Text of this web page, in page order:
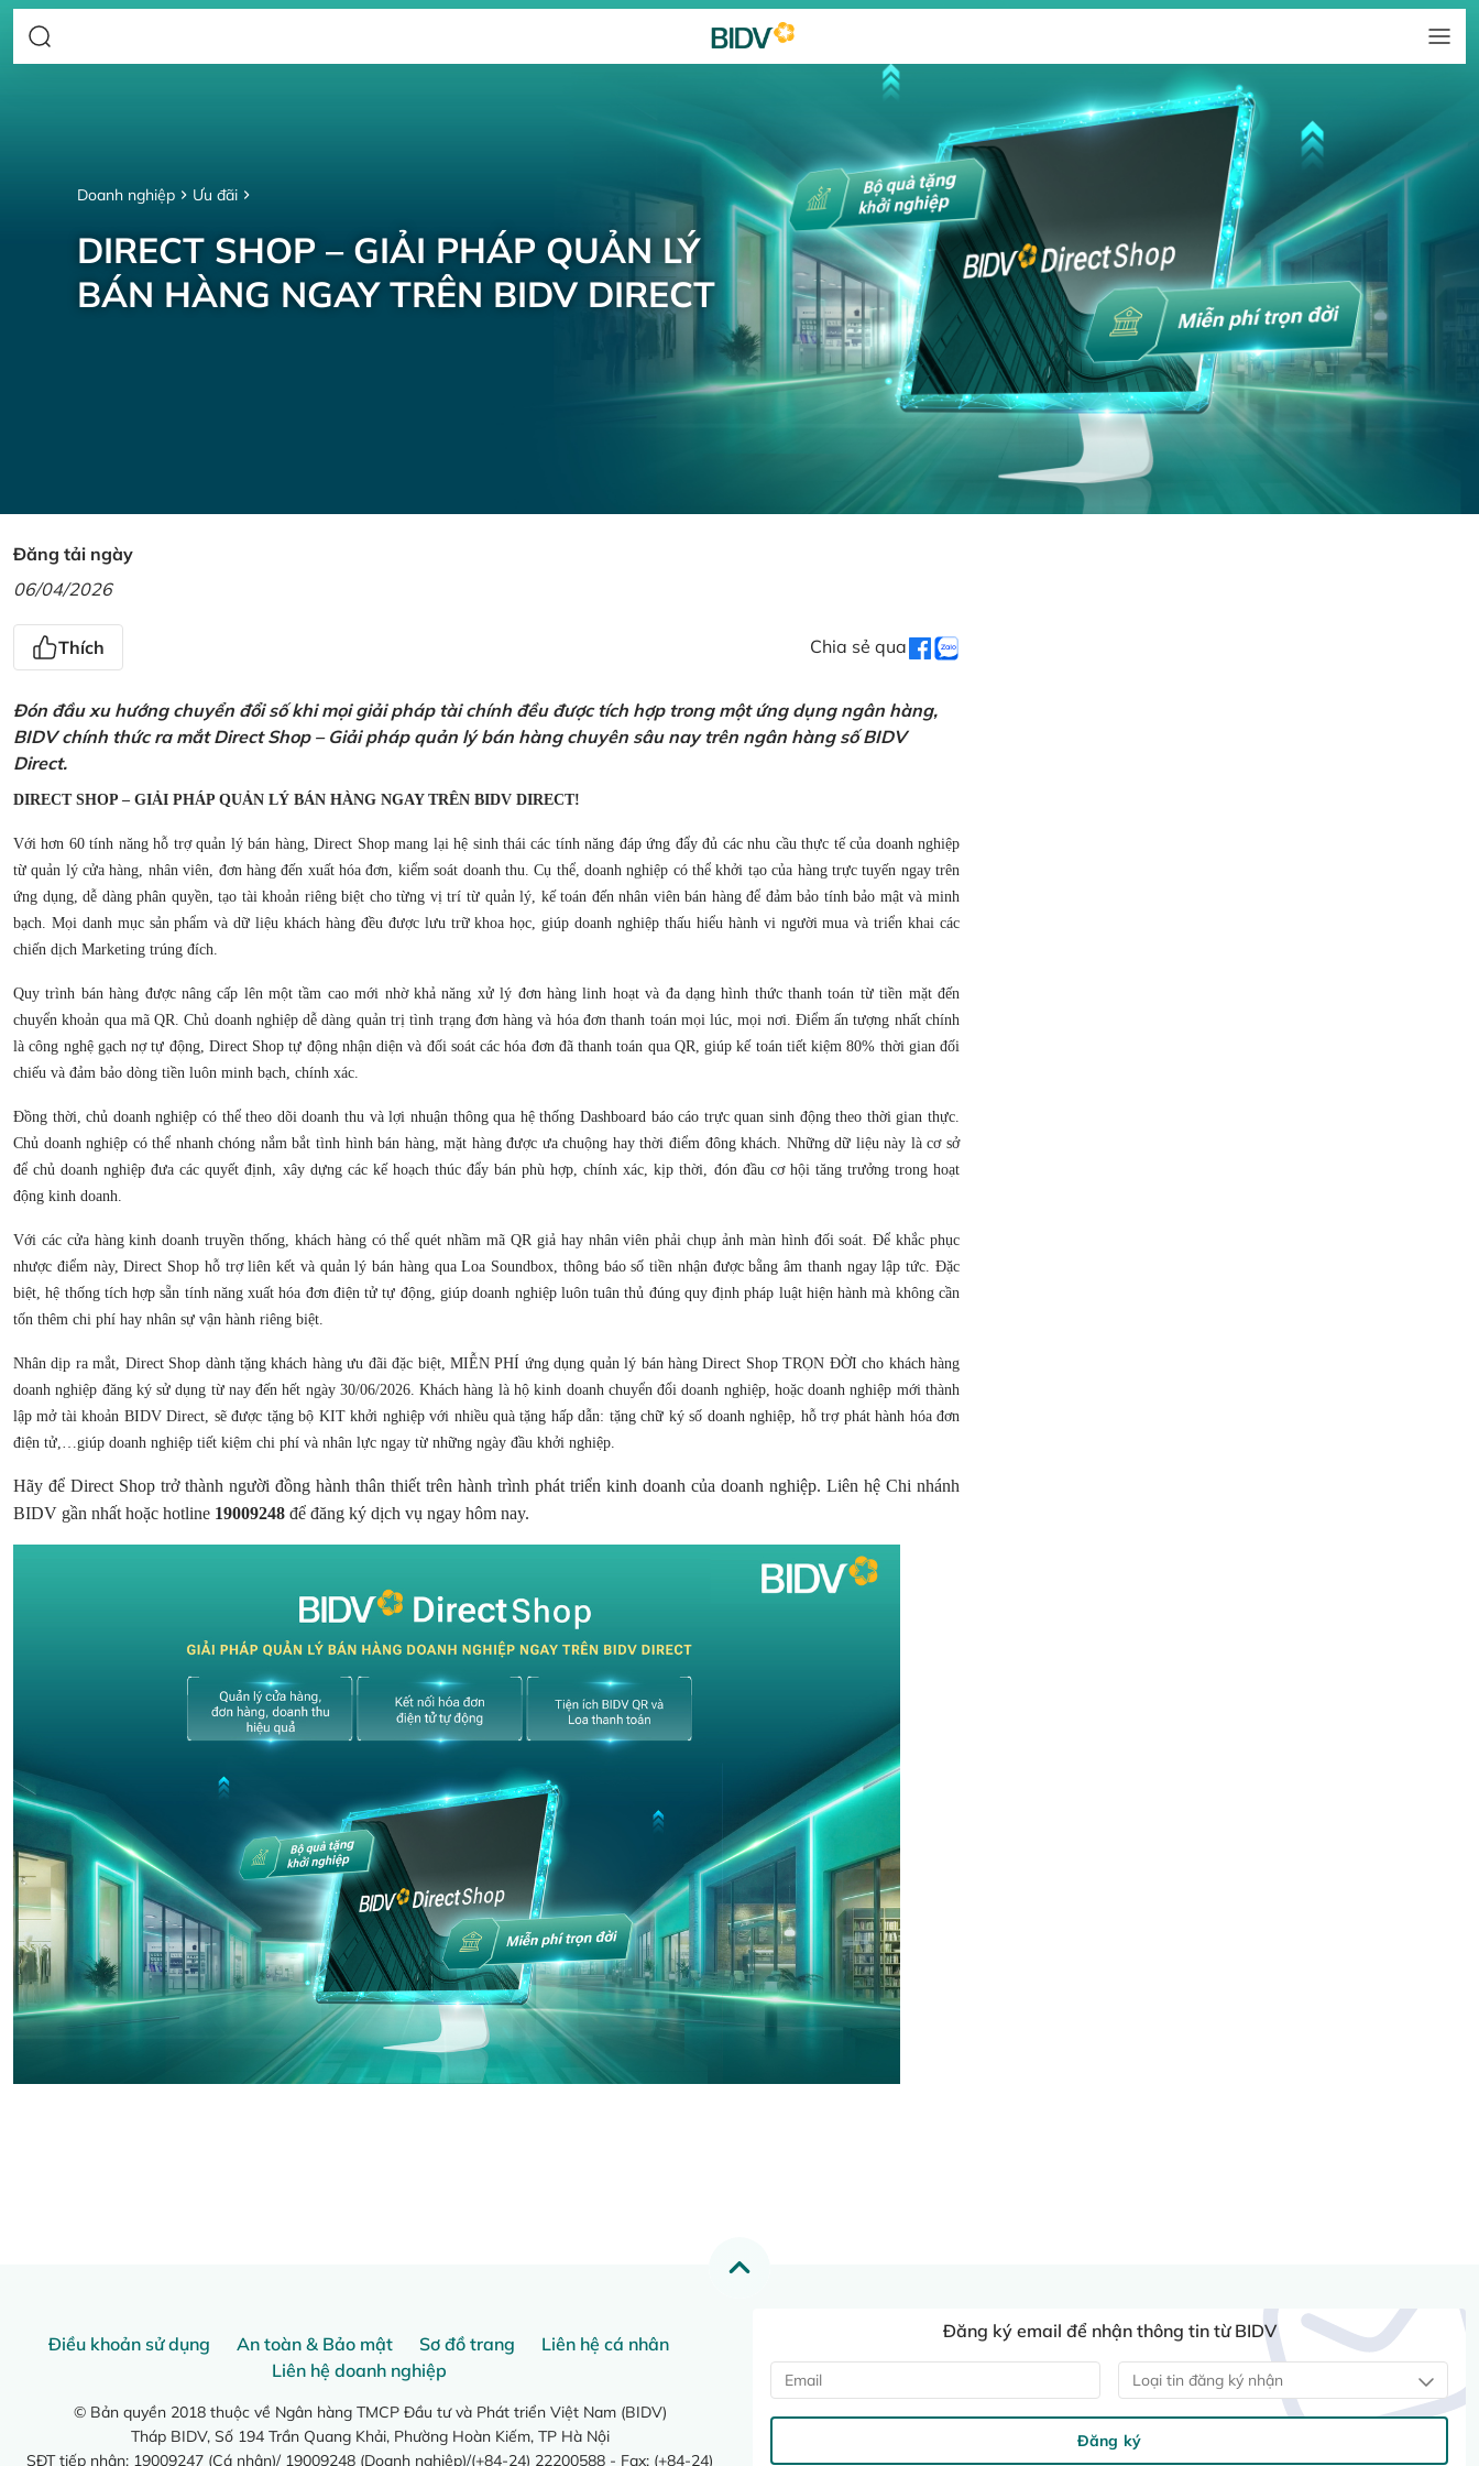
Doanh nghiệp Ưu đãi
DIRECT SHOP – GIẢI PHÁP QUẢN LÝ
BÁN HÀNG NGAY TRÊN BIDV DIRECT
Đăng tải ngày
06/04/2026
Thích Chia sẻ qua
Đón đầu xu hướng chuyển đổi số khi mọi giải pháp tài chính đều được tích hợp trong một ứng dụng ngân hàng,
BIDV chính thức ra mắt Direct Shop – Giải pháp quản lý bán hàng chuyên sâu nay trên ngân hàng số BIDV
Direct.
DIRECT SHOP – GIẢI PHÁP QUẢN LÝ BÁN HÀNG NGAY TRÊN BIDV DIRECT!
Với hơn 60 tính năng hỗ trợ quản lý bán hàng, Direct Shop mang lại hệ sinh thái các tính năng đáp ứng đẩy đủ các nhu cầu thực tế của doanh nghiệp
từ quản lý cửa hàng, nhân viên, đơn hàng đến xuất hóa đơn, kiểm soát doanh thu. Cụ thể, doanh nghiệp có thể khởi tạo của hàng trực tuyến ngay trên
ứng dụng, dễ dàng phân quyền, tạo tài khoản riêng biệt cho từng vị trí từ quản lý, kế toán đến nhân viên bán hàng để đảm bảo tính bảo mật và minh
bạch. Mọi danh mục sản phẩm và dữ liệu khách hàng đều được lưu trữ khoa học, giúp doanh nghiệp thấu hiểu hành vi người mua và triển khai các
chiến dịch Marketing trúng đích.
Quy trình bán hàng được nâng cấp lên một tầm cao mới nhờ khả năng xử lý đơn hàng linh hoạt và đa dạng hình thức thanh toán từ tiền mặt đến
chuyển khoản qua mã QR. Chủ doanh nghiệp dễ dàng quản trị tình trạng đơn hàng và hóa đơn thanh toán mọi lúc, mọi nơi. Điểm ấn tượng nhất chính
là công nghệ gạch nợ tự động, Direct Shop tự động nhận diện và đối soát các hóa đơn đã thanh toán qua QR, giúp kế toán tiết kiệm 80% thời gian đối
chiếu và đảm bảo dòng tiền luôn minh bạch, chính xác.
Đồng thời, chủ doanh nghiệp có thể theo dõi doanh thu và lợi nhuận thông qua hệ thống Dashboard báo cáo trực quan sinh động theo thời gian thực.
Chủ doanh nghiệp có thể nhanh chóng nắm bắt tình hình bán hàng, mặt hàng được ưa chuộng hay thời điểm đông khách. Những dữ liệu này là cơ sở
để chủ doanh nghiệp đưa các quyết định, xây dựng các kế hoạch thúc đẩy bán phù hợp, chính xác, kịp thời, đón đầu cơ hội tăng trưởng trong hoạt
động kinh doanh.
Với các cửa hàng kinh doanh truyền thống, khách hàng có thể quét nhầm mã QR giả hay nhân viên phải chụp ảnh màn hình đối soát. Để khắc phục
nhược điểm này, Direct Shop hỗ trợ liên kết và quản lý bán hàng qua Loa Soundbox, thông báo số tiền nhận được bằng âm thanh ngay lập tức. Đặc
biệt, hệ thống tích hợp sẵn tính năng xuất hóa đơn điện tử tự động, giúp doanh nghiệp luôn tuân thủ đúng quy định pháp luật hiện hành mà không cần
tốn thêm chi phí hay nhân sự vận hành riêng biệt.
Nhân dịp ra mắt, Direct Shop dành tặng khách hàng ưu đãi đặc biệt, MIỄN PHÍ ứng dụng quản lý bán hàng Direct Shop TRỌN ĐỜI cho khách hàng
doanh nghiệp đăng ký sử dụng từ nay đến hết ngày 30/06/2026. Khách hàng là hộ kinh doanh chuyển đổi doanh nghiệp, hoặc doanh nghiệp mới thành
lập mở tài khoản BIDV Direct, sẽ được tặng bộ KIT khởi nghiệp với nhiều quà tặng hấp dẫn: tặng chữ ký số doanh nghiệp, hỗ trợ phát hành hóa đơn
điện tử,…giúp doanh nghiệp tiết kiệm chi phí và nhân lực ngay từ những ngày đầu khởi nghiệp.
Hãy để Direct Shop trở thành người đồng hành thân thiết trên hành trình phát triển kinh doanh của doanh nghiệp. Liên hệ Chi nhánh
BIDV gần nhất hoặc hotline 19009248 để đăng ký dịch vụ ngay hôm nay.
Điều khoản sử dụng An toàn & Bảo mật Sơ đồ trang
Liên hệ cá nhân
Liên hệ doanh nghiệp
© Bản quyền 2018 thuộc về Ngân hàng TMCP Đầu tư và Phát triển Việt Nam (BIDV)
Tháp BIDV, Số 194 Trần Quang Khải, Phường Hoàn Kiếm, TP Hà Nội
SĐT tiếp nhận: 19009247 (Cá nhân)/ 19009248 (Doanh nghiệp)/(+84-24) 22200588 - Fax: (+84-24)
Đăng ký email để nhận thông tin từ BIDV
Loại tin đăng ký nhận
Đăng ký